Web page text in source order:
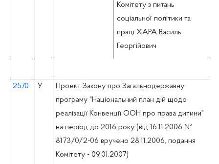
Комітету з питань
соціальної політики та
праці ХАРА Василь
Георгійович
2570 У
Проект Закону про Загальнодержавну
програму "Національний план дій щодо
реалізації Конвенції ООН про права дитини"
на період до 2016 року (вiд 16.11.2006 №
8173/0/2-06 вручено 28.11.2006, подання
Комітету - 09.01.2007)